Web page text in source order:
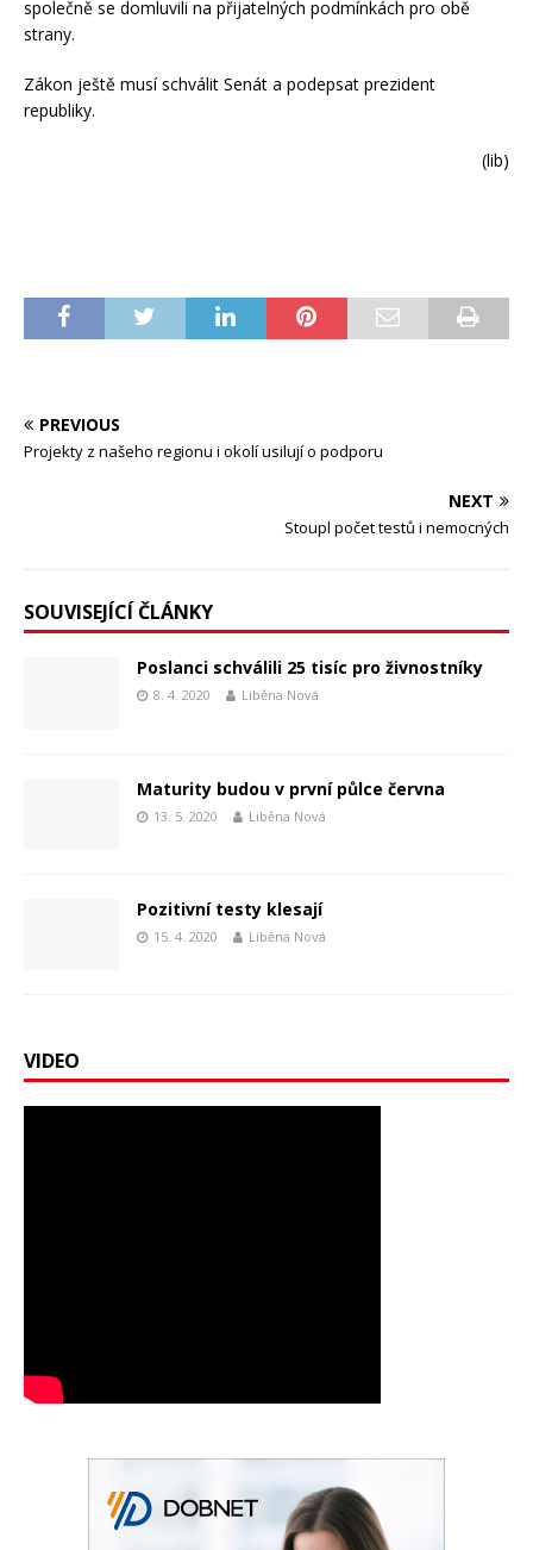
společně se domluvili na přijatelných podmínkách pro obě
strany.
Zákon ještě musí schválit Senát a podepsat prezident
republiky.
(lib)
PREVIOUS
Projekty z našeho regionu i okolí usilují o podporu
NEXT
Stoupl počet testů i nemocných
SOUVISEJÍCÍ ČLÁNKY
Poslanci schválili 25 tisíc pro živnostníky
8. 4. 2020 Liběna Nová
Maturity budou v první půlce června
13. 5. 2020 Liběna Nová
Pozitivní testy klesají
15. 4. 2020 Liběna Nová
VIDEO